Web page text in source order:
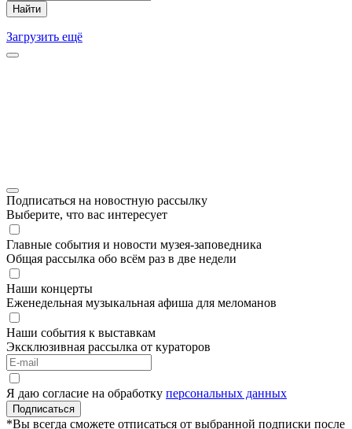
Найти
Загрузить ещё
Подписаться на новостную рассылку
Выберите, что вас интересует
Главные события и новости музея-заповедника
Общая рассылка обо всём раз в две недели
Наши концерты
Еженедельная музыкальная афиша для меломанов
Наши события к выставкам
Эксклюзивная рассылка от кураторов
Я даю согласие на обработку персональных данных
Подписаться
*Вы всегда сможете отписаться от выбранной подписки после